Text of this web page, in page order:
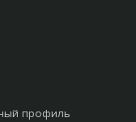
профиль